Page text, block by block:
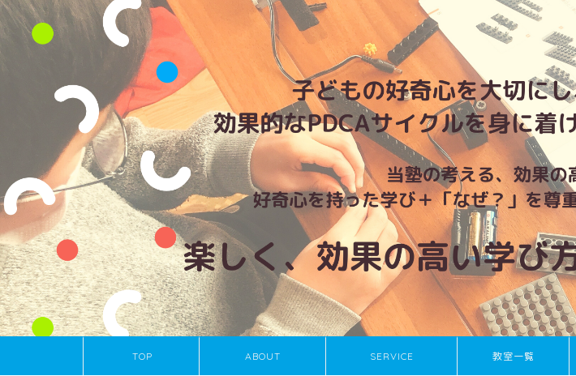
TOP ABOUT SERVICE 教室一覧